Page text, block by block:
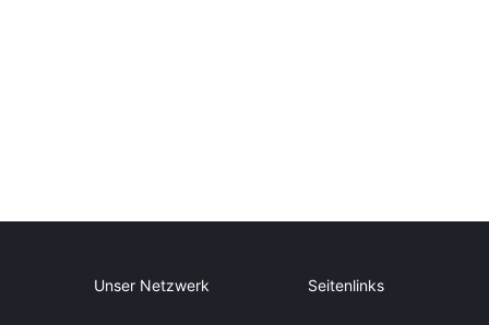
Unser Netzwerk Seitenlinks